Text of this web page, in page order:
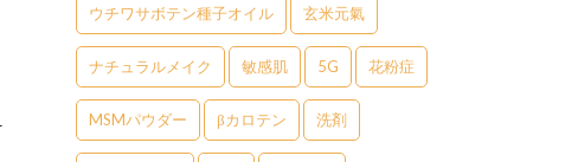
ウチワサボテン種子オイル 玄米元氣
ナチュラルメイク 敏感肌 5G 花粉症
MSMパウダー βカロテン 洗剤